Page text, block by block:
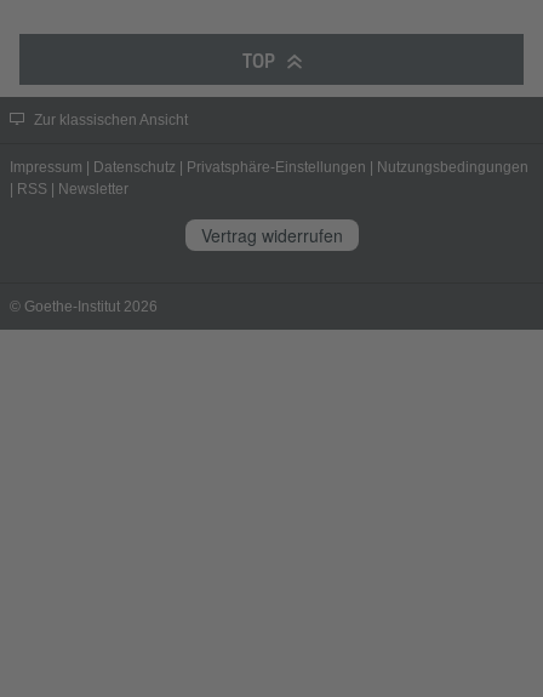
TOP
Zur klassischen Ansicht
Impressum Datenschutz Privatsphäre-Einstellungen
Nutzungsbedingungen
RSS Newsletter
Vertrag widerrufen
© Goethe-Institut 2026